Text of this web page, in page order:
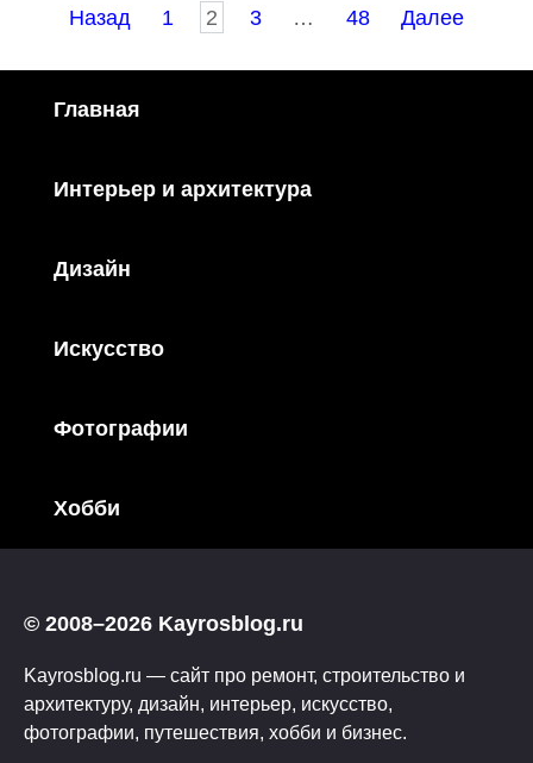
Пагинация
Назад 1 2 3 … 48 Далее
Главная
Интерьер и архитектура
Дизайн
Искусство
Фотографии
Хобби
© 2008–2026 Kayrosblog.ru
Kayrosblog.ru — сайт про ремонт, строительство и
архитектуру, дизайн, интерьер, искусство,
фотографии, путешествия, хобби и бизнес.